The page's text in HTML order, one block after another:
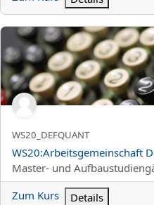
WS20:Arbeitsgemeinschaft
Kurzer Kursname
WS20_DEFQUANT
Kursname
WS20:Arbeitsgemeinschaft
Kursbereich
Master- und
Zum Kurs
Details